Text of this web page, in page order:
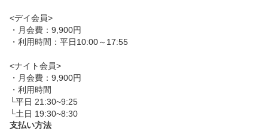
<デイ会員>
・月会費：9,900円
・利用時間：平日10:00～17:55
<ナイト会員>
・月会費：9,900円
・利用時間
└平日 21:30~9:25
└土日 19:30~8:30
支払い方法